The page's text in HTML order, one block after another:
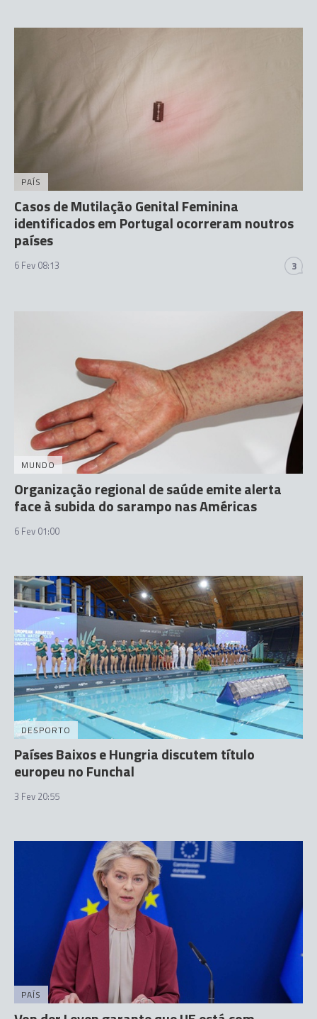
PAÍS
Casos de Mutilação Genital Feminina
identificados em Portugal ocorreram noutros
países
6 Fev 08:13 3
MUNDO
Organização regional de saúde emite alerta
face à subida do sarampo nas Américas
6 Fev 01:00
DESPORTO
Países Baixos e Hungria discutem título
europeu no Funchal
3 Fev 20:55
PAÍS